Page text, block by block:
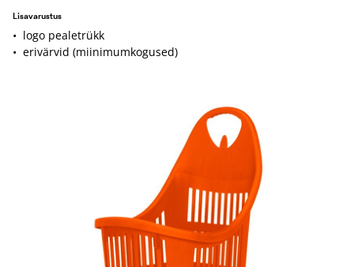
Lisavarustus
• logo pealetrükk
• erivärvid (miinimumkogused)